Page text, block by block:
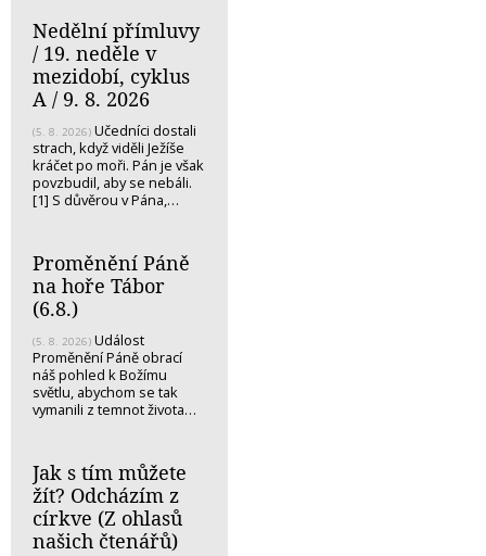
Nedělní přímluvy
/ 19. neděle v
mezidobí, cyklus
A / 9. 8. 2026
(5. 8. 2026) Učedníci dostali
strach, když viděli Ježíše
kráčet po moři. Pán je však
povzbudil, aby se nebáli.
[1] S důvěrou v Pána,…
Proměnění Páně
na hoře Tábor
(6.8.)
(5. 8. 2026) Událost
Proměnění Páně obrací
náš pohled k Božímu
světlu, abychom se tak
vymanili z temnot života…
Jak s tím můžete
žít? Odcházím z
církve (Z ohlasů
našich čtenářů)